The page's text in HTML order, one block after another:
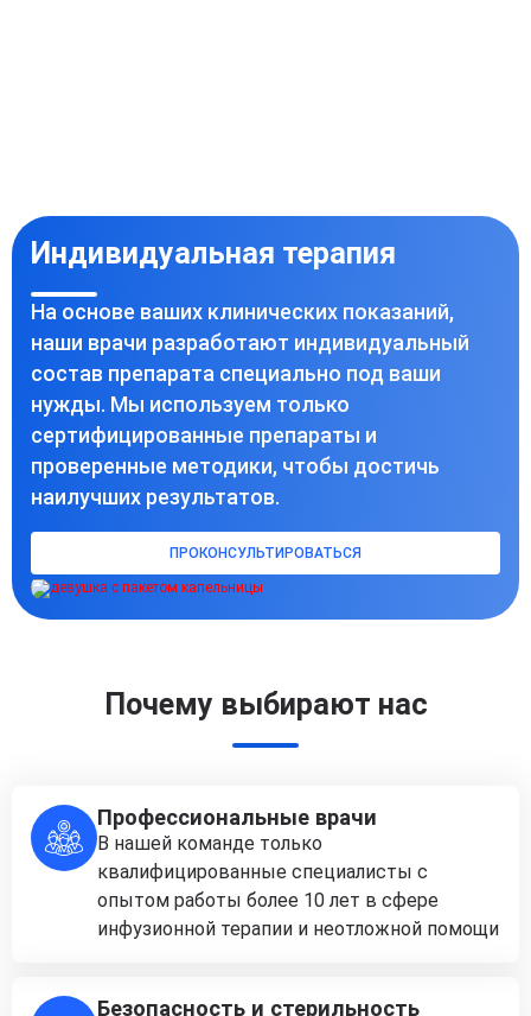
Индивидуальная терапия
На основе ваших клинических показаний,
наши врачи разработают индивидуальный
состав препарата специально под ваши
нужды. Мы используем только
сертифицированные препараты и
проверенные методики, чтобы достичь
наилучших результатов.
ПРОКОНСУЛЬТИРОВАТЬСЯ
Почему выбирают нас
Профессиональные врачи
В нашей команде только
квалифицированные специалисты с
опытом работы более 10 лет в сфере
инфузионной терапии и неотложной помощи
Безопасность и стерильность